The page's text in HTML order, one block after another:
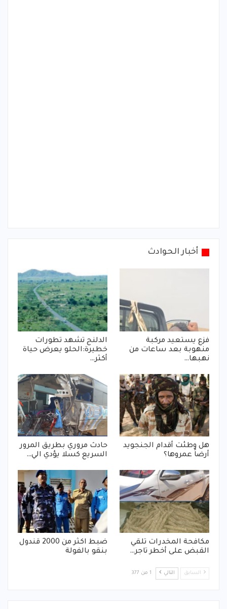
أخبار الحوادث
فزع يستعيد مركبة
منهوبة بعد ساعات من
نهبها…
الدلنج تشهد تطورات
خطيرة:الحلو يعرض حياة
أكثر…
هل وطئت أقدام الجنجويد
أرضاً عمروها؟
حادث مروري بطريق المرور
السريع كسلا يؤدي الي…
مكافحة المخدرات تلقي
القبض على أخطر تاجر…
ضبط اكثر من 2000 قندول
بنقو بالفولة
السابق التالي 1 من 377